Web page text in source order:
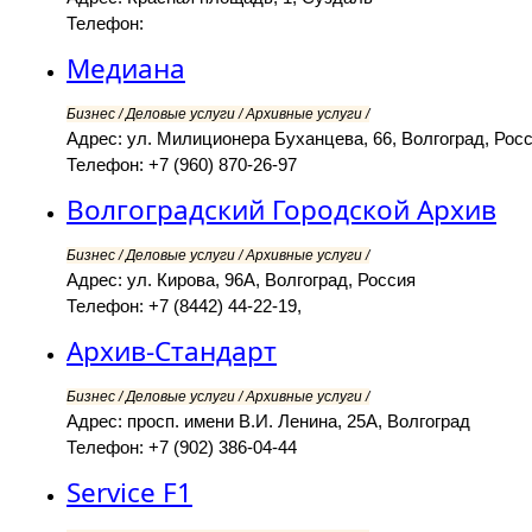
Телефон:
Медиана
Бизнес / Деловые услуги / Архивные услуги /
Адрес: ул. Милиционера Буханцева, 66, Волгоград,
Телефон: +7 (960) 870-26-97
Волгоградский Городской Архив
Бизнес / Деловые услуги / Архивные услуги /
Адрес: ул. Кирова, 96А, Волгоград, Россия
Телефон: +7 (8442) 44-22-19,
Архив-Стандарт
Бизнес / Деловые услуги / Архивные услуги /
Адрес: просп. имени В.И. Ленина, 25А, Волгоград
Телефон: +7 (902) 386-04-44
Service F1